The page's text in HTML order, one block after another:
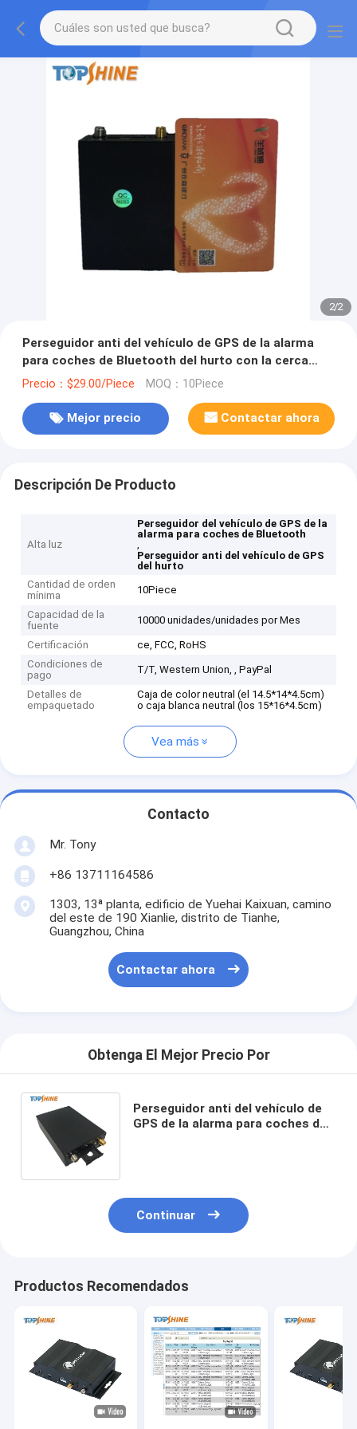
2/2
Perseguidor anti del vehículo de GPS de la alarma
para coches de Bluetooth del hurto con la cerca
Alarm de Geo
Precio：$29.00/Piece MOQ：10Piece
Mejor precio Contactar ahora
Descripción De Producto
Alta luz
Perseguidor del vehículo de GPS de la
alarma para coches de Bluetooth
,
Perseguidor anti del vehículo de GPS
del hurto
Cantidad de orden
mínima
10Piece
Capacidad de la
fuente
10000 unidades/unidades por Mes
Certificación
ce, FCC, RoHS
Condiciones de
pago
T/T, Western Union, , PayPal
Detalles de
empaquetado
Caja de color neutral (el 14.5*14*4.5cm)
o caja blanca neutral (los 15*16*4.5cm)
Vea más
Contacto
Mr. Tony
+86 13711164586
1303, 13ª planta, edificio de Yuehai Kaixuan, camino
del este de 190 Xianlie, distrito de Tianhe,
Guangzhou, China
Contactar ahora
Obtenga El Mejor Precio Por
Perseguidor anti del vehículo de
GPS de la alarma para coches de
Continuar
Productos Recomendados